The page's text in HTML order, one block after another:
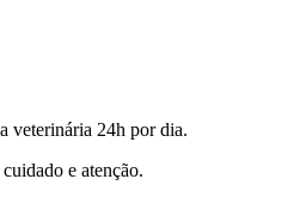
veterinária 24h por dia.
e atenção.